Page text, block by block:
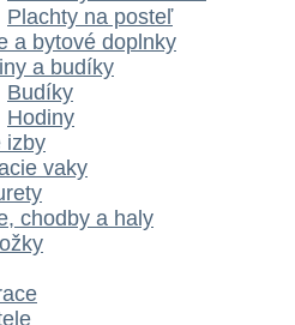
Plachty na posteľ
a bytové doplnky
a budíky
Budíky
Hodiny
izby
vaky
chodby a haly